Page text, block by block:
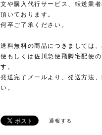
文や購入代行サービス、転送業
頂いております。
何卒ご了承ください。
送料無料の商品につきましては
便もしくは佐川急便飛脚宅配便
す。
発送完了メールより、発送方法
い。
通報する